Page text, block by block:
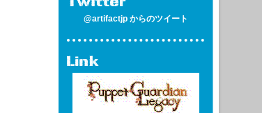
@artifactjp からのツイート